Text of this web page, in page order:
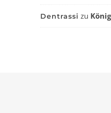
Dentrassi zu